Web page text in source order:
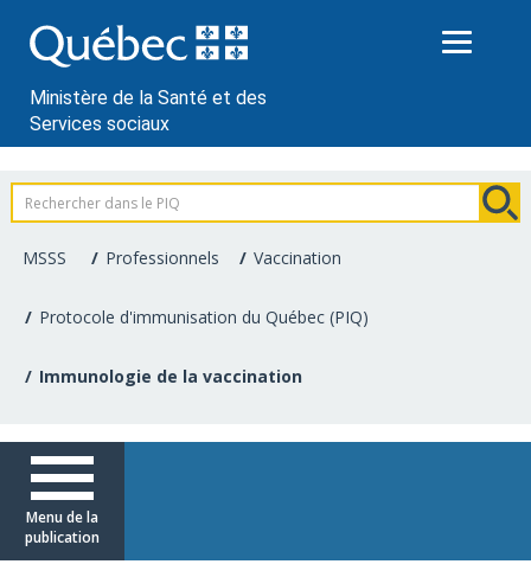
au
contenu
Ministère de la Santé et des
Services sociaux
Information
pour
les
professionnels
la
santé
MSSS Professionnels Vaccination
Protocole d'immunisation du Québec (PIQ)
Immunologie de la vaccination
Menu de la
publication